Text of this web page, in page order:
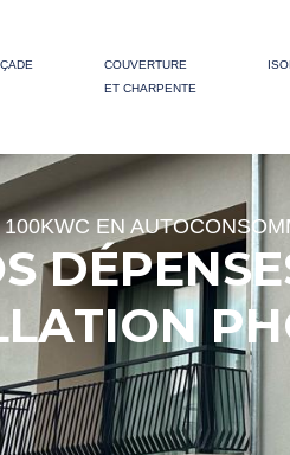
COUVERTURE
ET CHARPENTE
EN